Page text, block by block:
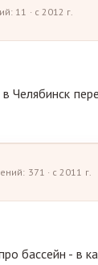
11 · с 2012 г.
Челябинск
371 · с 2011 г.
бассейн - в